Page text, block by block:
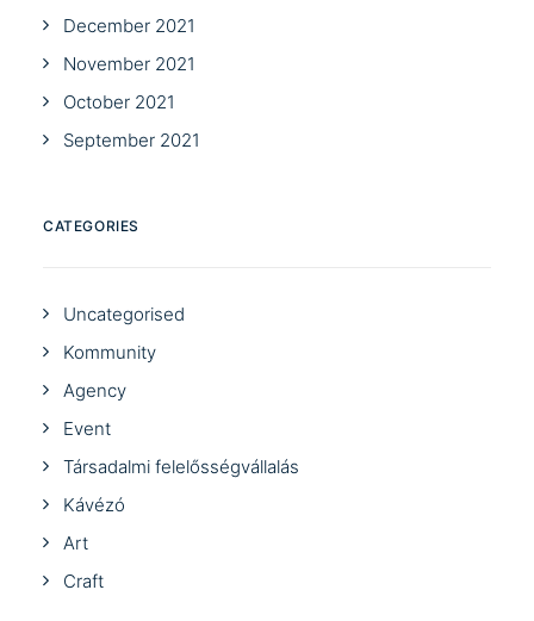
December 2021
November 2021
October 2021
September 2021
CATEGORIES
Uncategorised
Kommunity
Agency
Event
Társadalmi felelősségvállalás
Kávézó
Art
Craft